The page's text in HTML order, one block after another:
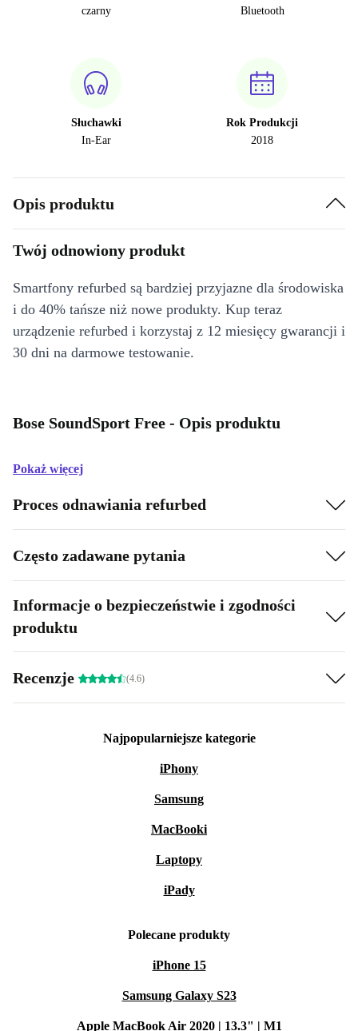
czarny
Bluetooth
Słuchawki
In-Ear
Rok Produkcji
2018
Opis produktu
Twój odnowiony produkt
Smartfony refurbed są bardziej przyjazne dla środowiska
i do 40% tańsze niż nowe produkty. Kup teraz
urządzenie refurbed i korzystaj z 12 miesięcy gwarancji i
30 dni na darmowe testowanie.
Bose SoundSport Free - Opis produktu
Pokaż więcej
Proces odnawiania refurbed
Często zadawane pytania
Informacje o bezpieczeństwie i zgodności
produktu
Recenzje (4.6)
Najpopularniejsze kategorie
iPhony
Samsung
MacBooki
Laptopy
iPady
Polecane produkty
iPhone 15
Samsung Galaxy S23
Apple MacBook Air 2020 | 13.3" | M1